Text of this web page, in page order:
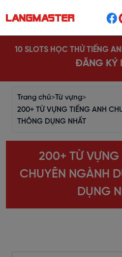
10 SLOTS HỌC THỬ TIẾNG
ĐĂNG KÝ
Trang chủ>Từ vựng>
200+ TỪ VỰNG TIẾNG ANH
THÔNG DỤNG NHẤT
200+ TỪ VỰNG
CHUYÊN NGÀNH
DỤNG